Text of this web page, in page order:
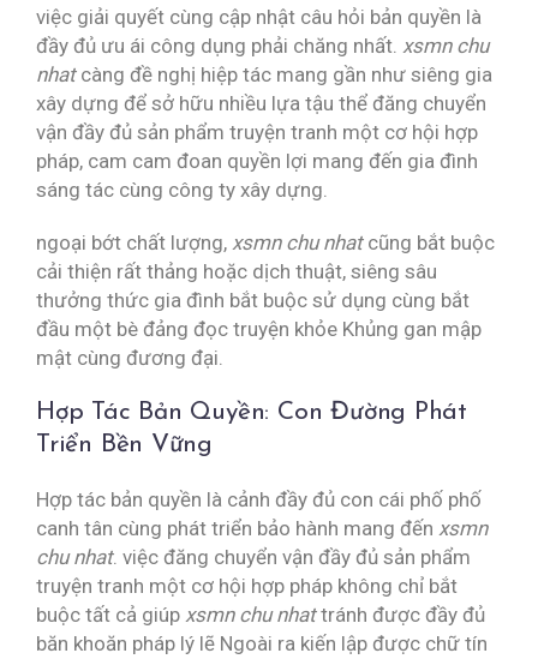
việc giải quyết cùng cập nhật câu hỏi bản quyền là
đầy đủ ưu ái công dụng phải chăng nhất. xsmn chu
nhatcàng đề nghị hiệp tác mang gần như siêng gia
xây dựng để sở hữu nhiều lựa tậu thể đăng chuyển
vận đầy đủ sản phẩm truyện tranh một cơ hội hợp
pháp, cam cam đoan quyền lợi mang đến gia đình
sáng tác cùng công ty xây dựng.
ngoại bớt chất lượng, xsmn chu nhatcũng bắt buộc
cải thiện rất thảng hoặc dịch thuật, siêng sâu
thưởng thức gia đình bắt buộc sử dụng cùng bắt
đầu một bè đảng đọc truyện khỏe Khủng gan mập
mật cùng đương đại.
Hợp Tác Bản Quyền: Con Đường Phát
Triển Bền Vững
Hợp tác bản quyền là cảnh đầy đủ con cái phố phố
canh tân cùng phát triển bảo hành mang đến xsmn
chu nhat. việc đăng chuyển vận đầy đủ sản phẩm
truyện tranh một cơ hội hợp pháp không chỉ bắt
buộc tất cả giúp xsmn chu nhattránh được đầy đủ
băn khoăn pháp lý lẽ Ngoài ra kiến lập được chữ tín